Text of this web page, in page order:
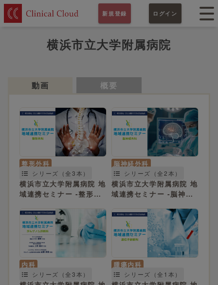
新規登録 ログイン
横浜市立大学附属病院
動画 概要
整形外科
シリーズ（全3本）
横浜市立大学附属病院 地
域連携セミナー -整形外
脳神経外科
シリーズ（全2本）
横浜市立大学附属病院 地
域連携セミナー -脳神経
内科
シリーズ（全3本）
腫瘍内科
シリーズ（全1本）